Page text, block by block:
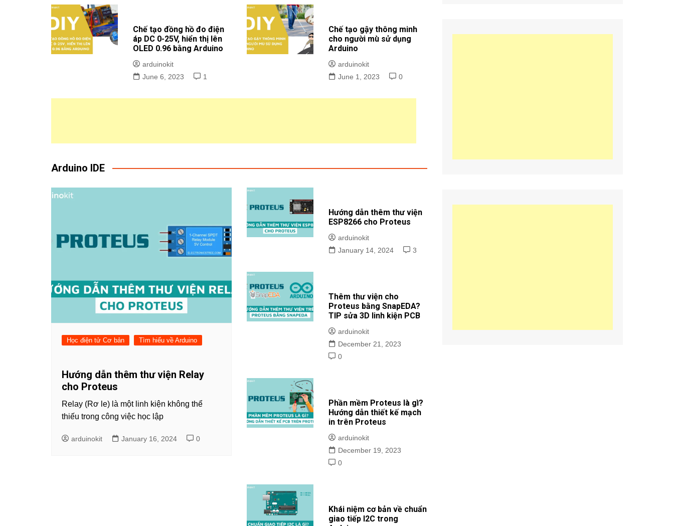
Chế tạo đồng hồ đo điện
áp DC 0-25V, hiển thị lên
OLED 0.96 bằng Arduino
arduinokit
June 6, 2023
1
Chế tạo gậy thông minh
cho người mù sử dụng
Arduino
arduinokit
June 1, 2023
0
Arduino IDE
Học điện tử Cơ bản Tìm hiểu về Arduino
Hướng dẫn thêm thư viện Relay
cho Proteus
Relay (Rơ le) là một linh kiện không thể
thiếu trong công việc học lập
arduinokit January 16, 2024 0
Hướng dẫn thêm thư viện
ESP8266 cho Proteus
arduinokit
January 14, 2024
3
Thêm thư viện cho
Proteus bằng SnapEDA?
TIP sửa 3D linh kiện PCB
arduinokit
December 21, 2023
0
Phần mềm Proteus là gì?
Hướng dẫn thiết kế mạch
in trên Proteus
arduinokit
December 19, 2023
0
Khái niệm cơ bản về chuẩn
giao tiếp I2C trong